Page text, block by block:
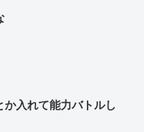
か入れて能力バトルし